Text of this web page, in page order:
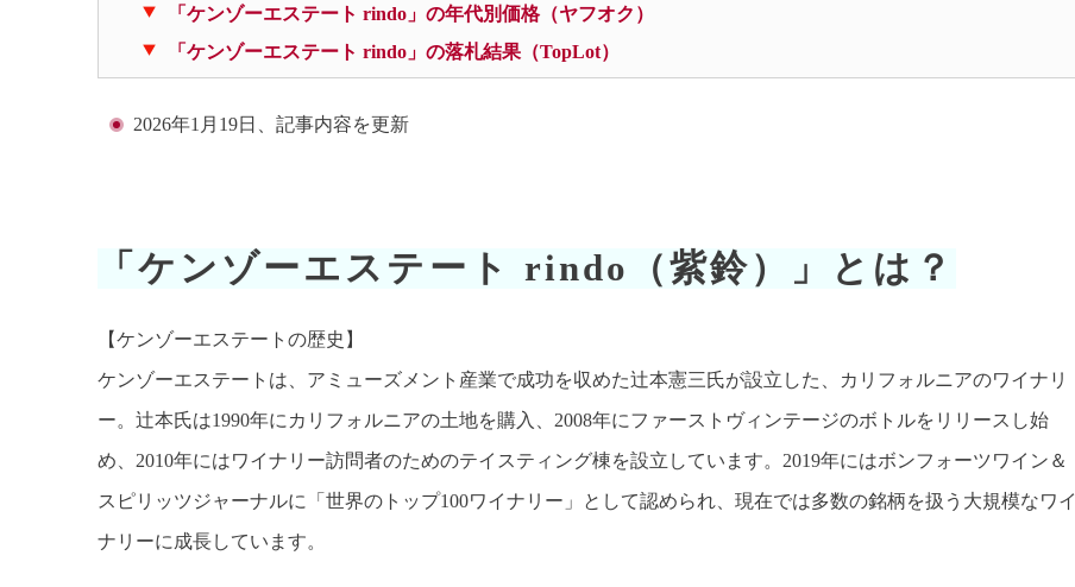
「ケンゾーエステート rindo」の年代別価格（ヤフオク）
「ケンゾーエステート rindo」の落札結果（TopLot）
2026年1月19日、記事内容を更新
「ケンゾーエステート rindo（紫鈴）」とは？
【ケンゾーエステートの歴史】
ケンゾーエステートは、アミューズメント産業で成功を収めた辻本憲三氏が設立した、カリフォルニアのワイナリ
ー。辻本氏は1990年にカリフォルニアの土地を購入、2008年にファーストヴィンテージのボトルをリリースし始
め、2010年にはワイナリー訪問者のためのテイスティング棟を設立しています。2019年にはボンフォーツワイン＆
スピリッツジャーナルに「世界のトップ100ワイナリー」として認められ、現在では多数の銘柄を扱う大規模なワイ
ナリーに成長しています。